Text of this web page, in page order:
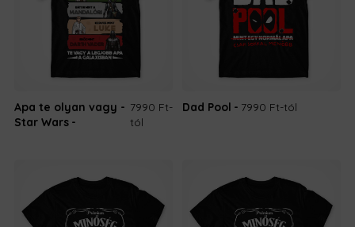
Apa te olyan vagy -
Star Wars
7990 Ft-
tól
Dad Pool 7990 Ft-tól